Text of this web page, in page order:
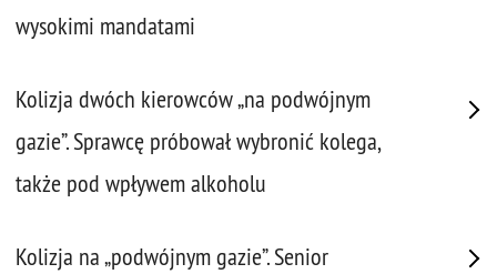
wysokimi mandatami
Kolizja dwóch kierowców „na podwójnym
gazie”. Sprawcę próbował wybronić kolega,
także pod wpływem alkoholu
Kolizja na „podwójnym gazie”. Senior